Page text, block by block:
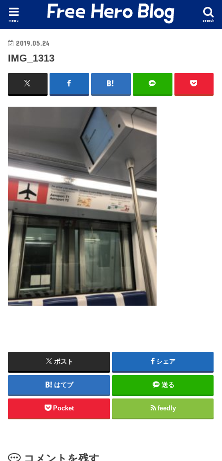
search
menu
2019.05.24
IMG_1313
ポスト シェア
はてブ 送る
Pocket feedly
コメントを残す